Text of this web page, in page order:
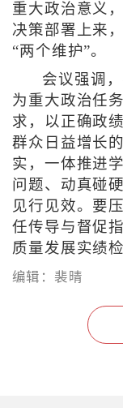
重大政治意义
决策部署上来
“两个维护”。
会议强调
为重大政治任
求，以正确政
群众日益增长
实，一体推进
问题、动真碰
见行见效。要
任传导与督促
质量发展实绩
编辑：裴晴